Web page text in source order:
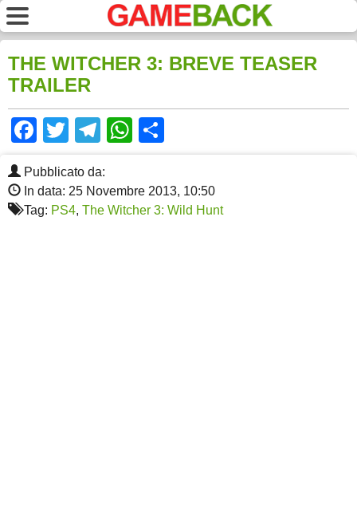
THE WITCHER 3: BREVE TEASER
TRAILER
Facebook
TwitterTelegram
WhatsApp
Pubblicato da:
In data: 25 Novembre 2013, 10:50
Tag: PS4, The Witcher 3: Wild Hunt